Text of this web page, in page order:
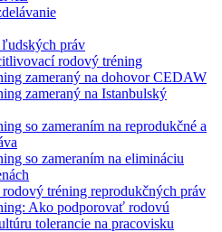
práv
rodový tréning
zameraný na dohovor CEDAW
zameraný na Istanbulský
so zameraním na reprodukčné a
so zameraním na elimináciu
tréning reprodukčných práv
Ako podporovať rodovú
tolerancie na pracovisku